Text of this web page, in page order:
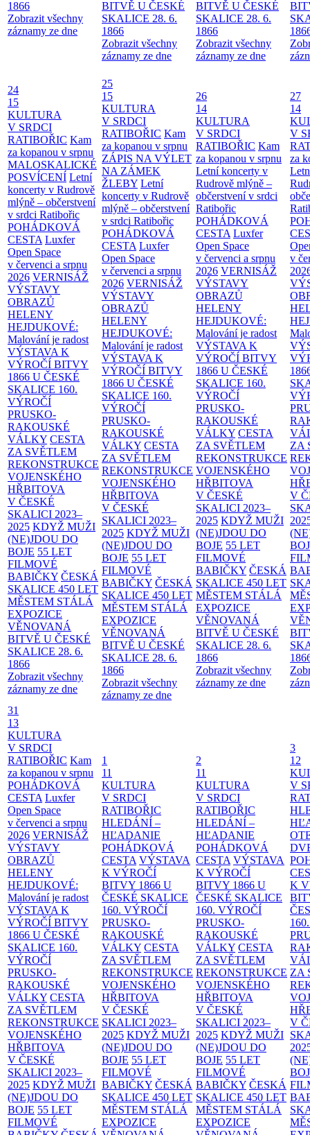
1866
Zobrazit všechny
záznamy ze dne
BITVĚ U ČESKÉ
SKALICE 28. 6.
1866
Zobrazit všechny
záznamy ze dne
BITVĚ U ČESKÉ
SKALICE 28. 6.
1866
Zobrazit všechny
záznamy ze dne
24
15
KULTURA
V SRDCI
RATIBOŘIC Kam
za kopanou v srpnu
MALOSKALICKÉ
POSVÍCENÍ Letní
koncerty v Rudrově
mlýně – občerstvení
v srdci Ratibořic
POHÁDKOVÁ
CESTA Luxfer
Open Space
v červenci a srpnu
2026 VERNISÁŽ
VÝSTAVY
OBRAZŮ
HELENY
HEJDUKOVÉ:
Malování je radost
VÝSTAVA K
VÝROČÍ BITVY
1866 U ČESKÉ
SKALICE 160.
VÝROČÍ
PRUSKO-
RAKOUSKÉ
VÁLKY CESTA
ZA SVĚTLEM
REKONSTRUKCE
VOJENSKÉHO
HŘBITOVA
V ČESKÉ
SKALICI 2023–
2025 KDYŽ MUŽI
(NE)JDOU DO
BOJE 55 LET
FILMOVÉ
BABIČKY ČESKÁ
SKALICE 450 LET
MĚSTEM STÁLÁ
EXPOZICE
VĚNOVANÁ
BITVĚ U ČESKÉ
SKALICE 28. 6.
1866
Zobrazit všechny
záznamy ze dne
25
15
KULTURA
V SRDCI
RATIBOŘIC Kam
za kopanou v srpnu
ZÁPIS NA VÝLET
NA ZÁMEK
ŽLEBY Letní
koncerty v Rudrově
mlýně – občerstvení
v srdci Ratibořic
POHÁDKOVÁ
CESTA Luxfer
Open Space
v červenci a srpnu
2026 VERNISÁŽ
VÝSTAVY
OBRAZŮ
HELENY
HEJDUKOVÉ:
Malování je radost
VÝSTAVA K
VÝROČÍ BITVY
1866 U ČESKÉ
SKALICE 160.
VÝROČÍ
PRUSKO-
RAKOUSKÉ
VÁLKY CESTA
ZA SVĚTLEM
REKONSTRUKCE
VOJENSKÉHO
HŘBITOVA
V ČESKÉ
SKALICI 2023–
2025 KDYŽ MUŽI
(NE)JDOU DO
BOJE 55 LET
FILMOVÉ
BABIČKY ČESKÁ
SKALICE 450 LET
MĚSTEM STÁLÁ
EXPOZICE
VĚNOVANÁ
BITVĚ U ČESKÉ
SKALICE 28. 6.
1866
Zobrazit všechny
záznamy ze dne
26
14
KULTURA
V SRDCI
RATIBOŘIC Kam
za kopanou v srpnu
Letní koncerty v
Rudrově mlýně –
občerstvení v srdci
Ratibořic
POHÁDKOVÁ
CESTA Luxfer
Open Space
v červenci a srpnu
2026 VERNISÁŽ
VÝSTAVY
OBRAZŮ
HELENY
HEJDUKOVÉ:
Malování je radost
VÝSTAVA K
VÝROČÍ BITVY
1866 U ČESKÉ
SKALICE 160.
VÝROČÍ
PRUSKO-
RAKOUSKÉ
VÁLKY CESTA
ZA SVĚTLEM
REKONSTRUKCE
VOJENSKÉHO
HŘBITOVA
V ČESKÉ
SKALICI 2023–
2025 KDYŽ MUŽI
(NE)JDOU DO
BOJE 55 LET
FILMOVÉ
BABIČKY ČESKÁ
SKALICE 450 LET
MĚSTEM STÁLÁ
EXPOZICE
VĚNOVANÁ
BITVĚ U ČESKÉ
SKALICE 28. 6.
1866
Zobrazit všechny
záznamy ze dne
27
14
V
za
v
ZA
V
31
13
KULTURA
V SRDCI
RATIBOŘIC Kam
za kopanou v srpnu
POHÁDKOVÁ
CESTA Luxfer
Open Space
v červenci a srpnu
2026 VERNISÁŽ
VÝSTAVY
OBRAZŮ
HELENY
HEJDUKOVÉ:
Malování je radost
VÝSTAVA K
VÝROČÍ BITVY
1866 U ČESKÉ
SKALICE 160.
VÝROČÍ
PRUSKO-
RAKOUSKÉ
VÁLKY CESTA
ZA SVĚTLEM
REKONSTRUKCE
VOJENSKÉHO
HŘBITOVA
V ČESKÉ
SKALICI 2023–
2025 KDYŽ MUŽI
(NE)JDOU DO
BOJE 55 LET
FILMOVÉ
1
11
KULTURA
V SRDCI
RATIBOŘIC
HLEDÁNÍ –
HĽADANIE
POHÁDKOVÁ
CESTA VÝSTAVA
K VÝROČÍ
BITVY 1866 U
ČESKÉ SKALICE
160. VÝROČÍ
PRUSKO-
RAKOUSKÉ
VÁLKY CESTA
ZA SVĚTLEM
REKONSTRUKCE
VOJENSKÉHO
HŘBITOVA
V ČESKÉ
SKALICI 2023–
2025 KDYŽ MUŽI
(NE)JDOU DO
BOJE 55 LET
FILMOVÉ
BABIČKY ČESKÁ
SKALICE 450 LET
MĚSTEM STÁLÁ
EXPOZICE
2
11
KULTURA
V SRDCI
RATIBOŘIC
HLEDÁNÍ –
HĽADANIE
POHÁDKOVÁ
CESTA VÝSTAVA
K VÝROČÍ
BITVY 1866 U
ČESKÉ SKALICE
160. VÝROČÍ
PRUSKO-
RAKOUSKÉ
VÁLKY CESTA
ZA SVĚTLEM
REKONSTRUKCE
VOJENSKÉHO
HŘBITOVA
V ČESKÉ
SKALICI 2023–
2025 KDYŽ MUŽI
(NE)JDOU DO
BOJE 55 LET
FILMOVÉ
BABIČKY ČESKÁ
SKALICE 450 LET
MĚSTEM STÁLÁ
EXPOZICE
3
12
V
K
ZA
V